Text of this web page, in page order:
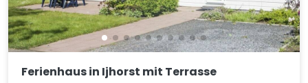
Ferienhaus in Ijhorst mit Terrasse